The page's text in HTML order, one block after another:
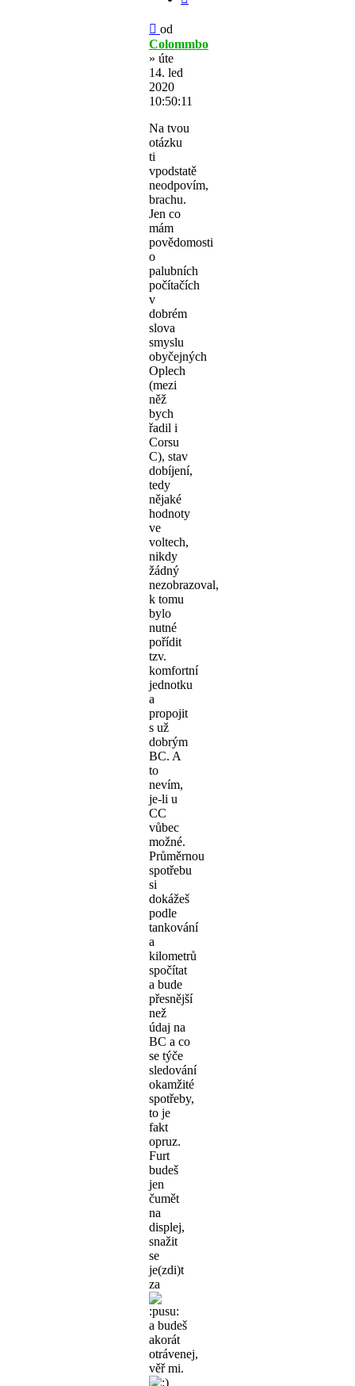
Příspěvek
od
Colommbo
» úte
14. led
2020
10:50:11
Na tvou
otázku
ti
vpodstatě
neodpovím,
brachu.
Jen co
mám
povědomosti
o
palubních
počítačích
v
dobrém
slova
smyslu
obyčejných
Oplech
(mezi
něž
bych
řadil i
Corsu
C), stav
dobíjení,
tedy
nějaké
hodnoty
ve
voltech,
nikdy
žádný
nezobrazoval,
k tomu
bylo
nutné
pořídit
tzv.
komfortní
jednotku
a
propojit
s už
dobrým
BC. A
to
nevím,
je-li u
CC
vůbec
možné.
Průměrnou
spotřebu
si
dokážeš
podle
tankování
a
kilometrů
spočítat
a bude
přesnější
než
údaj na
BC a co
se týče
sledování
okamžité
spotřeby,
to je
fakt
opruz.
Furt
budeš
jen
čumět
na
displej,
snažit
se
je(zdi)t
za
a budeš
akorát
otrávenej,
věř mi.